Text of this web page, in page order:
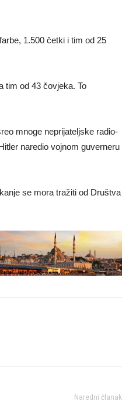
1.500 četki i tim od 25
tim od 43 čovjeka. To
mnoge neprijateljske radio-
naredio vojnom guverneru
se mora tražiti od Društva
Naredni članak